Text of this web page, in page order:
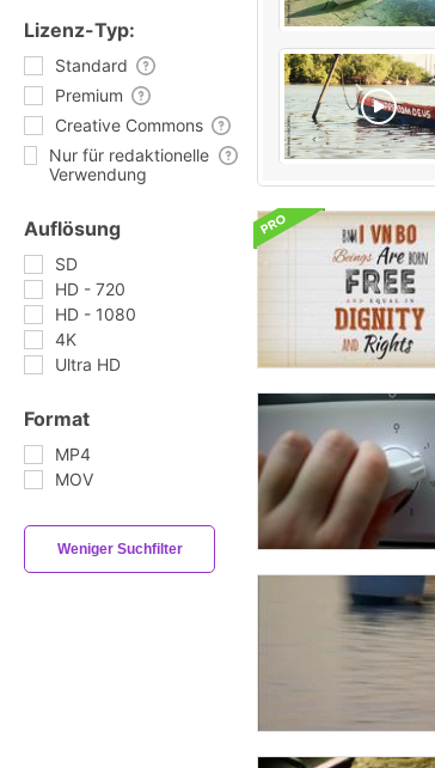
Lizenz-Typ:
Standard
Premium
Creative Commons
Nur für redaktionelle
Verwendung
Auflösung
SD
HD - 720
HD - 1080
4K
Ultra HD
Format
MP4
MOV
Weniger Suchfilter